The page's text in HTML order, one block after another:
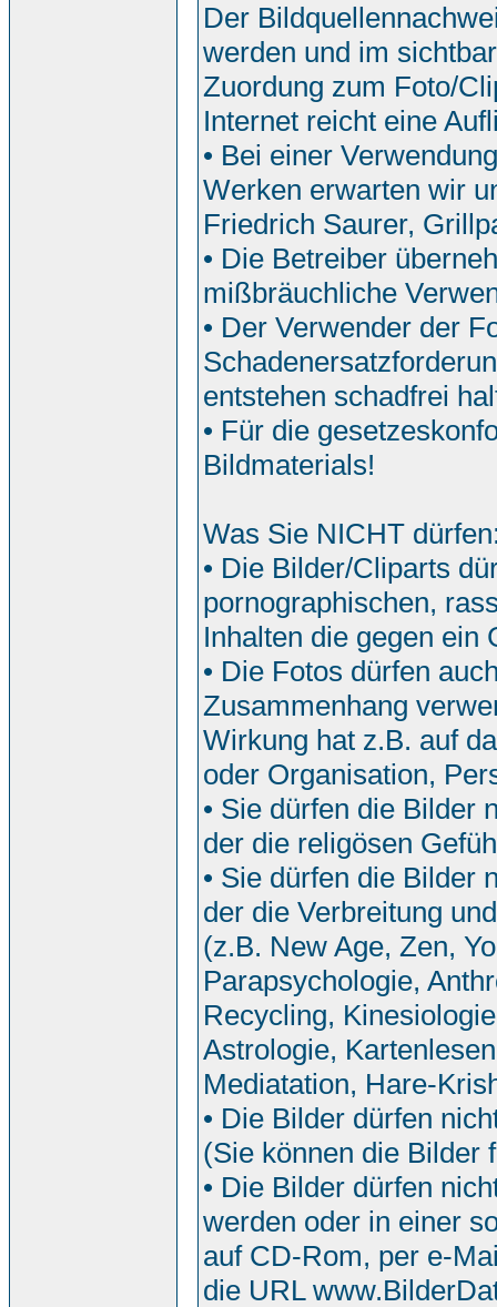
Der
werden und im
Zuordung zum Foto/
Internet reicht eine
• Bei einer
Werken erwarten wir
Friedrich Saurer,
• Die Betreiber
mißbräuchliche
• Der Verwender der
entstehen schadfrei
• Für die
Bildmaterials!
Was Sie NICHT
• Die Bilder/Cliparts
pornographischen,
Inhalten die gegen ein
• Die Fotos dürfen
Zusammenhang
Wirkung hat z.B. auf
oder Organisation,
• Sie dürfen die Bilder
der die religösen
• Sie dürfen die Bilder
der die Verbreitung
(z.B. New Age, Zen,
Parapsychologie,
Recycling,
Astrologie,
Mediatation, Hare-
• Die Bilder dürfen
(Sie können die Bilder
• Die Bilder dürfen
werden oder in einer
auf CD-Rom, per e-
die URL